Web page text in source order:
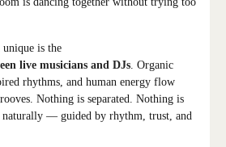
unique is the
live musicians and DJs. Organic
rhythms, and human energy flow
Nothing is separated. Nothing is
naturally — guided by rhythm, trust, and